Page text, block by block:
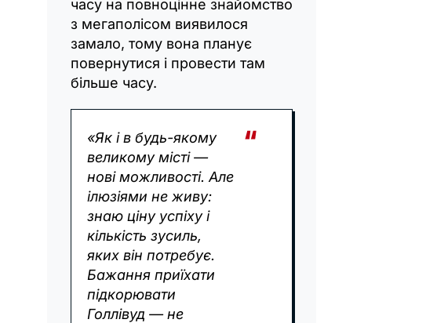
часу на повноцінне знайомство
з мегаполісом виявилося
замало, тому вона планує
повернутися і провести там
більше часу.
«Як і в будь-якому
великому місті —
нові можливості. Але
ілюзіями не живу:
знаю ціну успіху і
кількість зусиль,
яких він потребує.
Бажання приїхати
підкорювати
Голлівуд — не